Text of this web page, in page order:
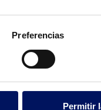
Preferencias
Permitir